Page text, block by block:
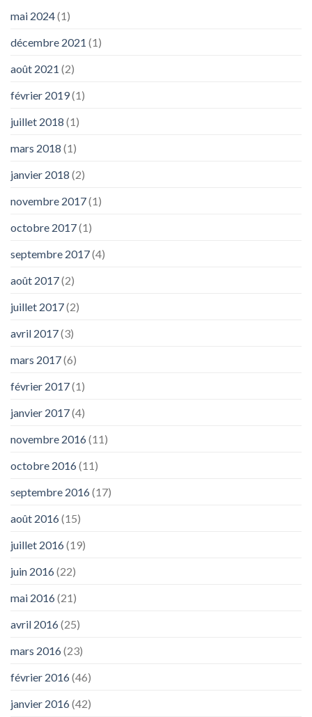
mai 2024(1)
décembre 2021 (1)
août 2021 (2)
février 2019(1)
juillet 2018 (1)
mars 2018 (1)
janvier 2018 (2)
novembre 2017(1)
octobre 2017(1)
septembre 2017(4)
août 2017(2)
juillet 2017(2)
avril 2017(3)
mars 2017(6)
février 2017(1)
janvier 2017(4)
novembre 2016(11)
octobre 2016(11)
septembre 2016(17)
août 2016(15)
juillet 2016(19)
juin 2016(22)
mai 2016(21)
avril 2016(25)
mars 2016(23)
février 2016(46)
janvier 2016(42)